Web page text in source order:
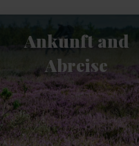
Ankunft and
Abreise